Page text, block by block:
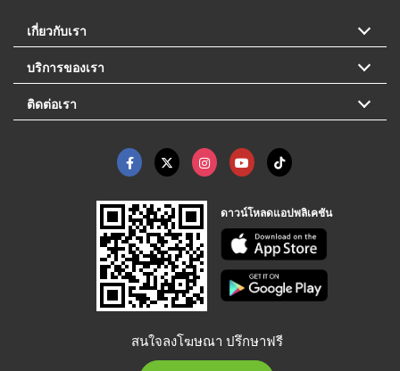
เกี่ยวกับเรา
บริการของเรา
ติดต่อเรา
ดาวน์โหลดแอปพลิเคชัน
สนใจลงโฆษณา ปรึกษาฟรี